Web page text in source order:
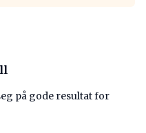
på gode resultat for